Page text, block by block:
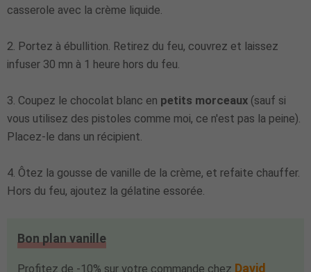
casserole avec la crème liquide.
2. Portez à ébullition. Retirez du feu, couvrez et laissez
infuser 30 mn à 1 heure hors du feu.
3. Coupez le chocolat blanc en petits morceaux (sauf si
vous utilisez des pistoles comme moi, ce n'est pas la peine).
Placez-le dans un récipient.
4. Ôtez la gousse de vanille de la crème, et refaite chauffer.
Hors du feu, ajoutez la gélatine essorée.
Bon plan vanille
Profitez de -10% sur votre commande chez David